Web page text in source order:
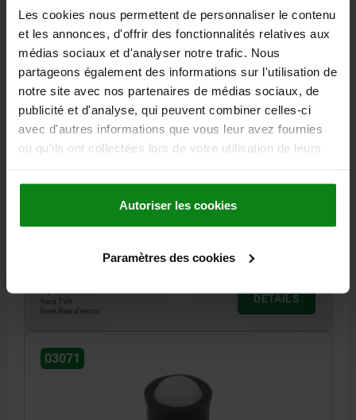
Les cookies nous permettent de personnaliser le contenu
et les annonces, d'offrir des fonctionnalités relatives aux
médias sociaux et d'analyser notre trafic. Nous
partageons également des informations sur l'utilisation de
notre site avec nos partenaires de médias sociaux, de
publicité et d'analyse, qui peuvent combiner celles-ci
avec d'autres informations que vous leur avez fournies
ou qu'ils ont collectées lors de votre utilisation de leurs
Autoriser les cookies
Paramètres des cookies
POUSSOIR À RESSORT STANDARD, FINITION LISSE,
D=4 L=5, PLASTIQUE, COMP:POM
LONGUEUR=5 D1=3 D2=4,6 COURSE=0,7 L1=1
FORCE DU RESSORT INITIALE F1 ENV. N=3
FORCE DU RESSORT FINALE F2 ENV. N=7
hors TVA
hors frais d’envoi
DÉTAILS
03071